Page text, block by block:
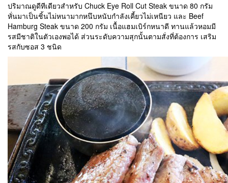
ปริมาณดูดีทีเดียวสำหรับ Chuck Eye Roll Cut Steak ขนาด 80 กรัม
หั่นมาเป็นชิ้นไม่หนามากหนึบหนับกำลังเคี้ยวไม่เหนียว และ Beef
Hamburg Steak ขนาด 200 กรัม เนื้อแฮมเบิร์กหนาดี ทานแล้วหอมมี
รสมีชาติในตัวเองพอได้ ส่วนระดับความสุกนั้นตามสั่งที่ต้องการ เสริม
รสกับซอส 3 ชนิด